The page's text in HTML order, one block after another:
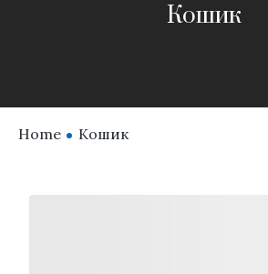
Кошик
Home Кошик